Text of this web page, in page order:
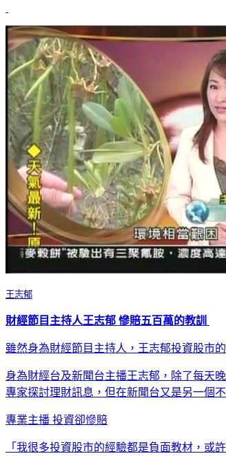
王志郁
財經節目主持人王志郁 慘賠五百萬的教訓
雖然身為財經節目主持人，王志郁投資股市
身為財經台及新聞台主播王志郁，除了每天
專家探討理財訊息，但在新聞台又是另一個
專業主播 投資卻慘賠
「我很多投資股市的經驗都是負面教材，